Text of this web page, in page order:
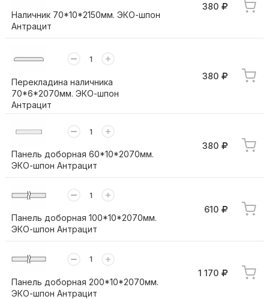
Наличник 70*10*2150мм. ЭКО-шпон
Антрацит
380
Перекладина наличника
70*6*2070мм. ЭКО-шпон
Антрацит
380
Панель доборная 60*10*2070мм.
ЭКО-шпон Антрацит
380
Панель доборная 100*10*2070мм.
ЭКО-шпон Антрацит
610
Панель доборная 200*10*2070мм.
ЭКО-шпон Антрацит
1 170